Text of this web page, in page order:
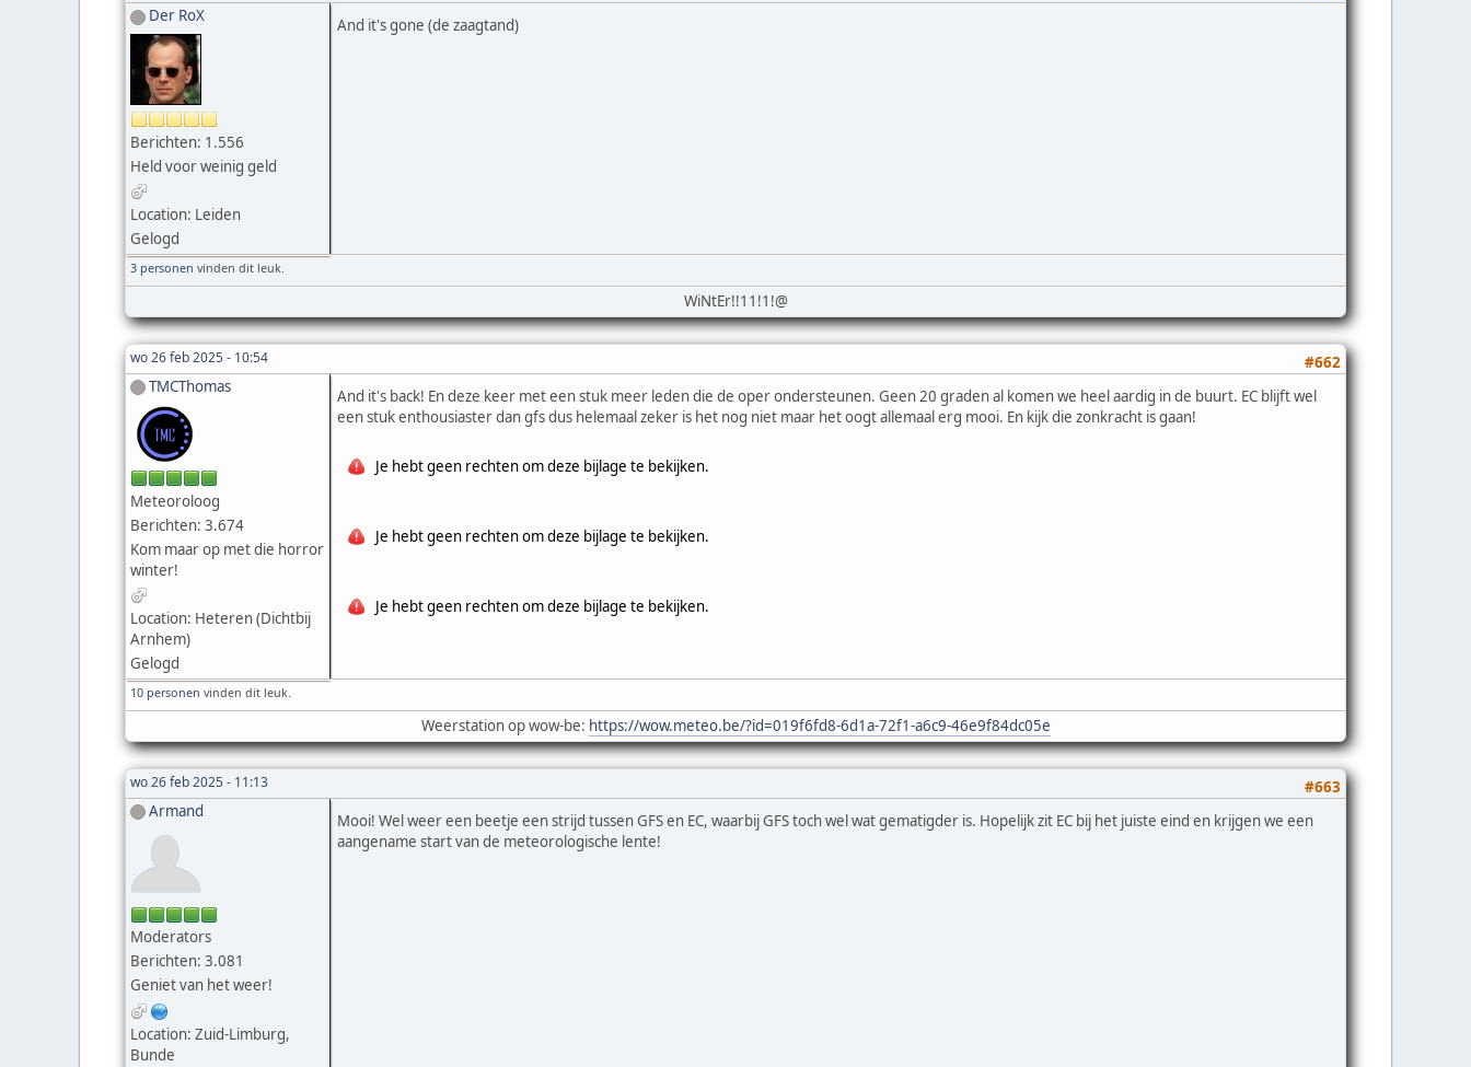
Der RoX
Berichten: 1.556
Held voor weinig geld
Location: Leiden
Gelogd
And it's gone (de zaagtand)
3 personen vinden dit leuk.
WiNtEr!!11!1!@
wo 26 feb 2025 - 10:54
#662
TMCThomas
Meteoroloog
Berichten: 3.674
Kom maar op met die horror
winter!
Location: Heteren (Dichtbij
Arnhem)
Gelogd
And it's back! En deze keer met een stuk meer leden die de oper ondersteunen. Geen 20 graden al komen we heel aardig in de buurt. EC blijft wel
een stuk enthousiaster dan gfs dus helemaal zeker is het nog niet maar het oogt allemaal erg mooi. En kijk die zonkracht is gaan!
Je hebt geen rechten om deze bijlage te bekijken.
Je hebt geen rechten om deze bijlage te bekijken.
Je hebt geen rechten om deze bijlage te bekijken.
10 personen vinden dit leuk.
Weerstation op wow-be: https://wow.meteo.be/?id=019f6fd8-6d1a-72f1-a6c9-46e9f84dc05e
wo 26 feb 2025 - 11:13
#663
Armand
Moderators
Berichten: 3.081
Geniet van het weer!
Location: Zuid-Limburg,
Bunde
Mooi! Wel weer een beetje een strijd tussen GFS en EC, waarbij GFS toch wel wat gematigder is. Hopelijk zit EC bij het juiste eind en krijgen we een
aangename start van de meteorologische lente!